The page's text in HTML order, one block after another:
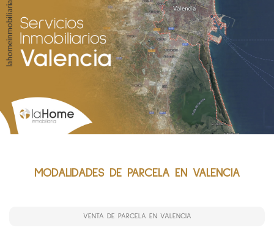
MODALIDADES DE PARCELA EN VALENCIA
VENTA DE PARCELA EN VALENCIA